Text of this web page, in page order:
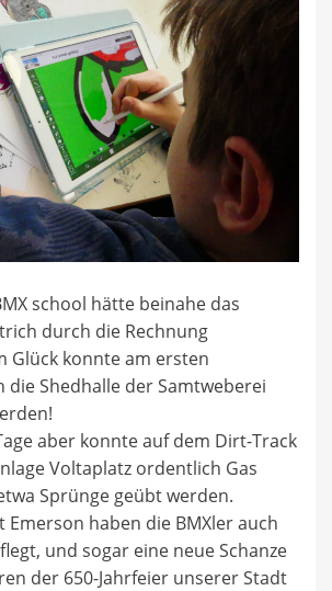
school hätte beinahe das
durch die Rechnung
Glück konnte am ersten
die Shedhalle der Samtweberei
aber konnte auf dem Dirt-Track
Voltaplatz ordentlich Gas
Sprünge geübt werden.
Emerson haben die BMXler auch
und sogar eine neue Schanze
der 650-Jahrfeier unserer Stadt